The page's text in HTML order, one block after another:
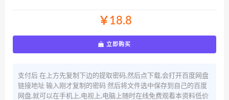
￥18.8
立即购买
支付后 在上方先复制下边的提取密码,然后点下载,会打开百度网盘
链接地址 输入刚才复制的密码 然后将文件选中保存到自己的百度
网盘,就可以在手机上,电视上,电脑上随时在线免费观看本资料低价